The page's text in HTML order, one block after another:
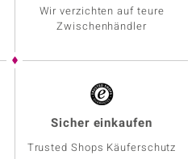
Wir verzichten auf teure
Zwischenhändler
Sicher einkaufen
Trusted Shops Käuferschutz